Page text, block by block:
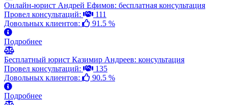
Онлайн-юрист Андрей Ефимов: бесплатная консультация
Провел консультаций:
111
Довольных клиентов:
91.5 %
Подробнее
Бесплатный юрист Казимир Андреев: консультация
Провел консультаций:
135
Довольных клиентов:
90.5 %
Подробнее